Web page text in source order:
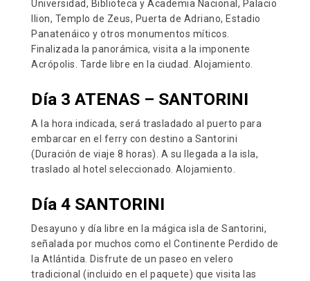
Universidad, Biblioteca y Academia Nacional, Palacio
Ilion, Templo de Zeus, Puerta de Adriano, Estadio
Panatenáico y otros monumentos míticos.
Finalizada la panorámica, visita a la imponente
Acrópolis. Tarde libre en la ciudad. Alojamiento.
Día 3 ATENAS – SANTORINI
A la hora indicada, será trasladado al puerto para
embarcar en el ferry con destino a Santorini
(Duración de viaje 8 horas). A su llegada a la isla,
traslado al hotel seleccionado. Alojamiento.
Día 4 SANTORINI
Desayuno y día libre en la mágica isla de Santorini,
señalada por muchos como el Continente Perdido de
la Atlántida. Disfrute de un paseo en velero
tradicional (incluido en el paquete) que visita las